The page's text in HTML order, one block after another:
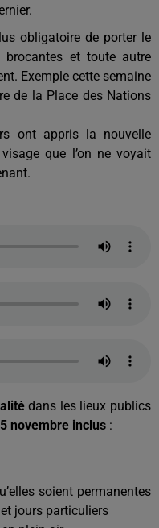
obligatoire de porter le
brocantes et toute autre
Exemple cette semaine
de la Place des Nations
ont appris la nouvelle
que l’on ne voyait
dans les lieux publics
novembre inclus :
soient permanentes
jours particuliers